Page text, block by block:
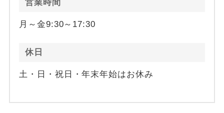
営業時間
月～金9:30～17:30
休日
土・日・祝日・年末年始はお休み